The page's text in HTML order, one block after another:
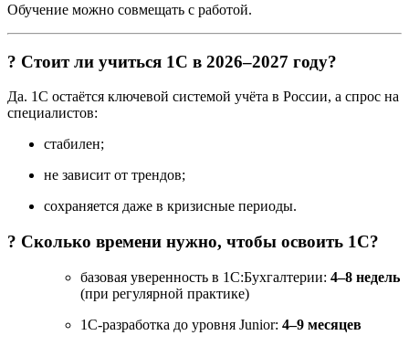
Обучение можно совмещать с работой.
? Стоит ли учиться 1С в 2026–2027 году?
Да. 1С остаётся ключевой системой учёта в России, а спрос на
специалистов:
стабилен;
не зависит от трендов;
сохраняется даже в кризисные периоды.
? Сколько времени нужно, чтобы освоить 1С?
базовая уверенность в 1С:Бухгалтерии: 4–8 недель
(при регулярной практике)
1С-разработка до уровня Junior: 4–9 месяцев